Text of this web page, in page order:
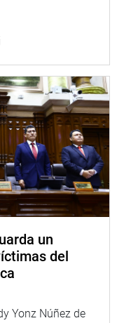
al intercambio
compartieron
la
y el desarrollo
trabajando por
ambiente y
hermanas para
expresó.
un
del
Yonz Núñez de